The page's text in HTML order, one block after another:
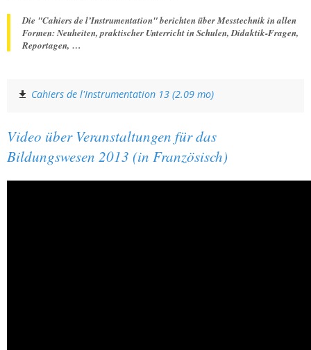
Die "Cahiers de l’Instrumentation" berichten über Messtechnik in allen
Formen: Neuheiten, praktischer Unterricht in Schulen, Didaktik-Fragen,
Reportagen, …
Cahiers de l'Instrumentation 13 (2.09 mo)
Video über Veranstaltungen für das
Bildungswesen 2013 (in Französisch)